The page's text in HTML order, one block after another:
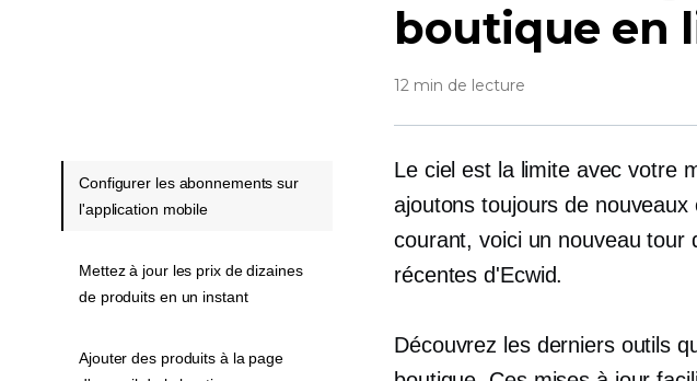
boutique en
12 min de lecture
Le ciel est la limite avec votre
ajoutons toujours de
courant, voici un nouveau tour
récentes d'Ecwid.
Découvrez les derniers outils
Configurer les abonnements sur
l'application mobile
Mettez à jour les prix de dizaines
de produits en un instant
Ajouter des produits à la page